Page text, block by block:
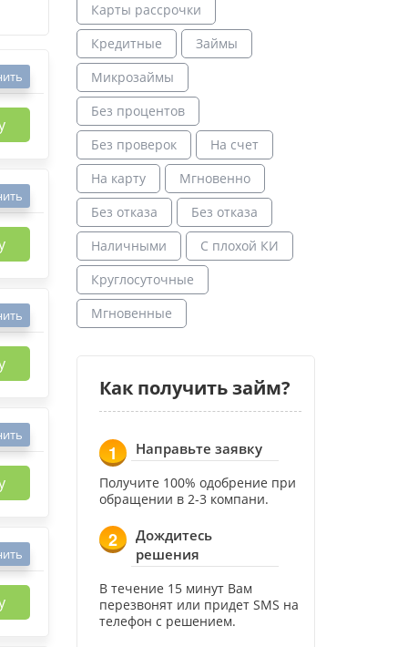
Карты рассрочки
Кредитные
Займы
Микрозаймы
Без процентов
Без проверок
На счет
На карту
Мгновенно
Без отказа
Без отказа
Наличными
С плохой КИ
Круглосуточные
Мгновенные
Как получить займ?
1 Направьте заявку
Получите 100% одобрение при
обращении в 2-3 компани.
2
Дождитесь
решения
В течение 15 минут Вам
перезвонят или придет SMS на
телефон с решением.